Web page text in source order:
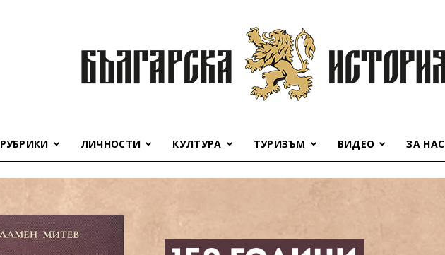
РУБРИКИ ЛИЧНОСТИ КУЛТУРА ТУРИЗЪМ ВИДЕО ЗА НАС